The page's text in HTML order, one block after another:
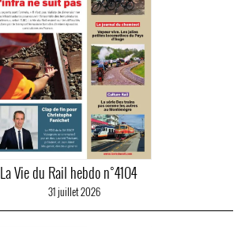
La Vie du Rail hebdo n°4104
31 juillet 2026